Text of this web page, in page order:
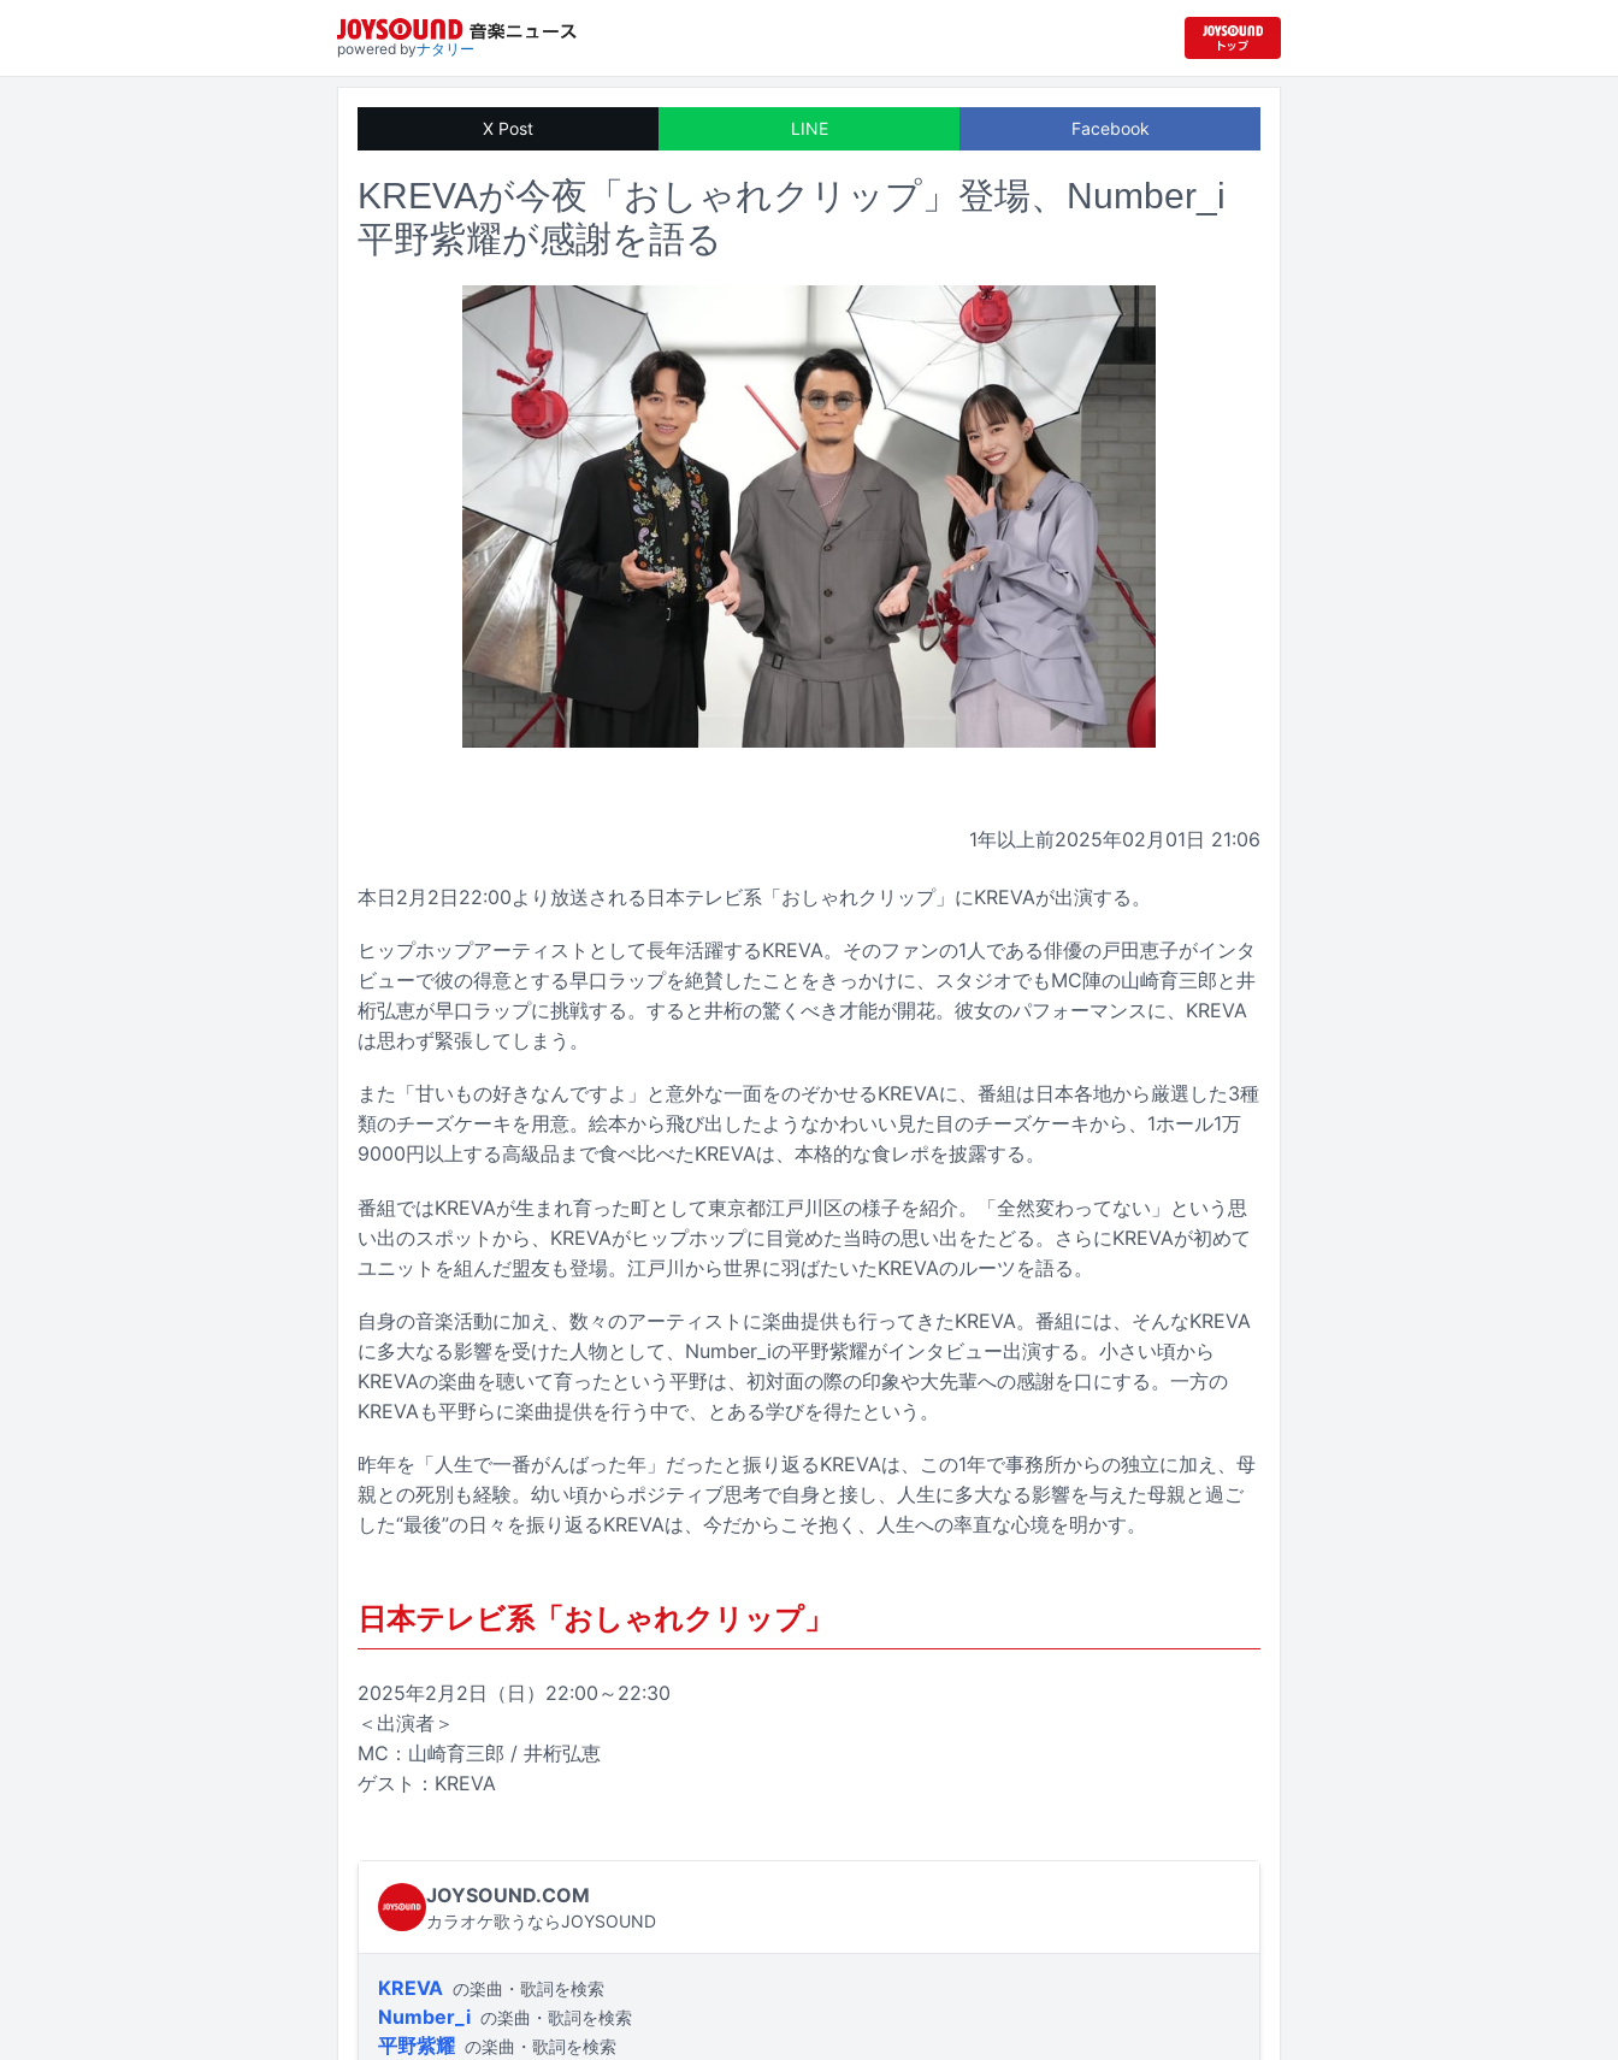
powered byナタリー
X Post LINE Facebook
KREVAが今夜「おしゃれクリップ」登場、Number_i
平野紫耀が感謝を語る
1年以上前2025年02月01日 21:06
本日2月2日22:00より放送される日本テレビ系「おしゃれクリップ」にKREVAが出演する。
ヒップホップアーティストとして長年活躍するKREVA。そのファンの1人である俳優の戸田恵子がインタ
ビューで彼の得意とする早口ラップを絶賛したことをきっかけに、スタジオでもMC陣の山崎育三郎と井
桁弘恵が早口ラップに挑戦する。すると井桁の驚くべき才能が開花。彼女のパフォーマンスに、KREVA
は思わず緊張してしまう。
また「甘いもの好きなんですよ」と意外な一面をのぞかせるKREVAに、番組は日本各地から厳選した3種
類のチーズケーキを用意。絵本から飛び出したようなかわいい見た目のチーズケーキから、1ホール1万
9000円以上する高級品まで食べ比べたKREVAは、本格的な食レポを披露する。
番組ではKREVAが生まれ育った町として東京都江戸川区の様子を紹介。「全然変わってない」という思
い出のスポットから、KREVAがヒップホップに目覚めた当時の思い出をたどる。さらにKREVAが初めて
ユニットを組んだ盟友も登場。江戸川から世界に羽ばたいたKREVAのルーツを語る。
自身の音楽活動に加え、数々のアーティストに楽曲提供も行ってきたKREVA。番組には、そんなKREVA
に多大なる影響を受けた人物として、Number_iの平野紫耀がインタビュー出演する。小さい頃から
KREVAの楽曲を聴いて育ったという平野は、初対面の際の印象や大先輩への感謝を口にする。一方の
KREVAも平野らに楽曲提供を行う中で、とある学びを得たという。
昨年を「人生で一番がんばった年」だったと振り返るKREVAは、この1年で事務所からの独立に加え、母
親との死別も経験。幼い頃からポジティブ思考で自身と接し、人生に多大なる影響を与えた母親と過ご
した“最後”の日々を振り返るKREVAは、今だからこそ抱く、人生への率直な心境を明かす。
日本テレビ系「おしゃれクリップ」
2025年2月2日（日）22:00～22:30
＜出演者＞
MC：山崎育三郎 / 井桁弘恵
ゲスト：KREVA
JOYSOUND.COM
カラオケ歌うならJOYSOUND
KREVA の楽曲・歌詞を検索
Number_i の楽曲・歌詞を検索
平野紫耀 の楽曲・歌詞を検索